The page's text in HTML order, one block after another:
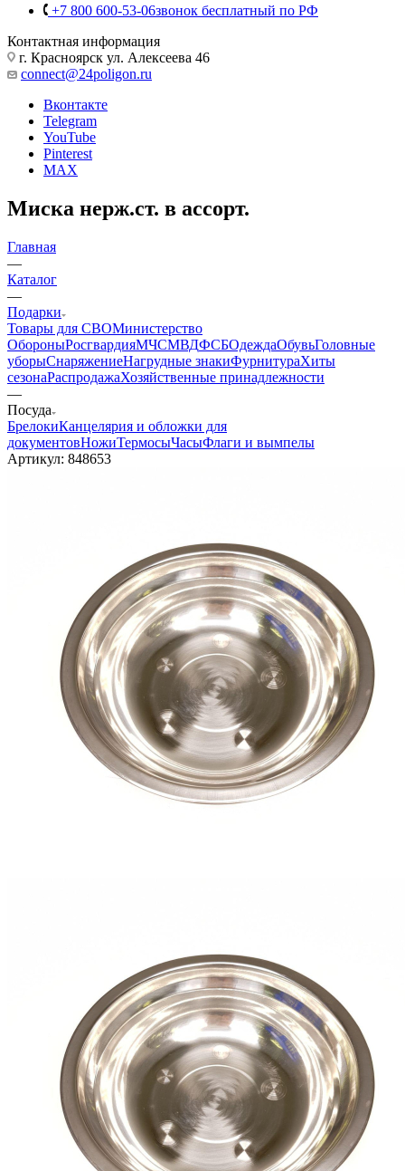
+7 800 600-53-06звонок бесплатный по РФ
Контактная информация
г. Красноярск ул. Алексеева 46
connect@24poligon.ru
Вконтакте
Telegram
YouTube
Pinterest
MAX
Миска нерж.ст. в ассорт.
Главная
—
Каталог
—
Подарки
Товары для СВОМинистерство
ОбороныРосгвардияМЧСМВДФСБОдеждаОбувьГоловные
уборыСнаряжениеНагрудные знакиФурнитураХиты
сезонаРаспродажаХозяйственные принадлежности
—
Посуда
БрелокиКанцелярия и обложки для
документовНожиТермосыЧасыФлаги и вымпелы
Артикул: 848653